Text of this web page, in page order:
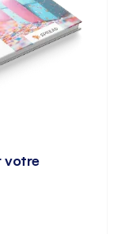
votre